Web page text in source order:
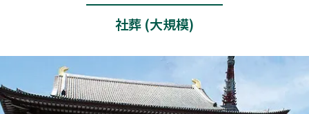
社葬 (大規模)